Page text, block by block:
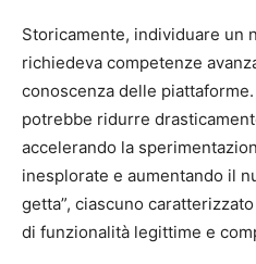
Storicamente, individuare un
richiedeva competenze
conoscenza delle
potrebbe ridurre
accelerando la
inesplorate e aumentando il
getta”, ciascuno
di funzionalità legittime e